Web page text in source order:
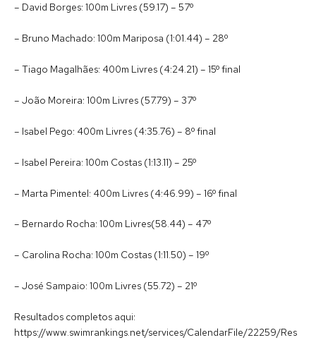
– David Borges: 100m Livres (59.17) – 57º
– Bruno Machado: 100m Mariposa (1:01.44) – 28º
– Tiago Magalhães: 400m Livres (4:24.21) – 15º final
– João Moreira: 100m Livres (57.79) – 37º
– Isabel Pego: 400m Livres (4:35.76) – 8º final
– Isabel Pereira: 100m Costas (1:13.11) – 25º
– Marta Pimentel: 400m Livres (4:46.99) – 16º final
– Bernardo Rocha: 100m Livres(58.44) – 47º
– Carolina Rocha: 100m Costas (1:11.50) – 19º
– José Sampaio: 100m Livres (55.72) – 21º
Resultados completos aqui:
https://www.swimrankings.net/services/CalendarFile/22259/Res